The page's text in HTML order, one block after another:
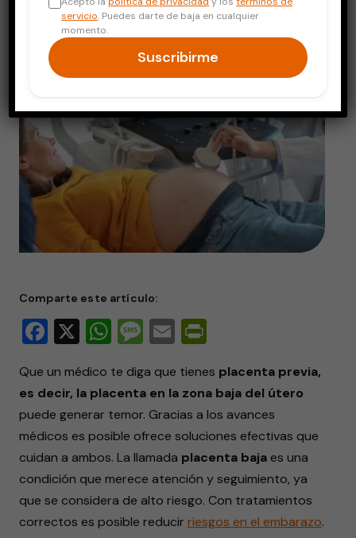
Comparte este artículo:
Facebook
X WhatsApp
Message
Email
Que un médico te diga que tienes placenta previa,
es decir, la placenta en la zona baja del útero
puede generar temor. Gracias a los avances
médicos es posible ofrece soluciones efectivas que
cuidan a ambos. La llamada placenta baja es una
condición que merece atención y seguimiento, ya
que se considera de alto riesgo. Con tratamientos
correctos es posible reducir riesgos en el embarazo.
servicio. Puedes darte de baja en cualquier
momento.
Suscribirme